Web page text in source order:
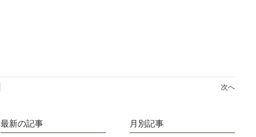
次へ
最新の記事 月別記事